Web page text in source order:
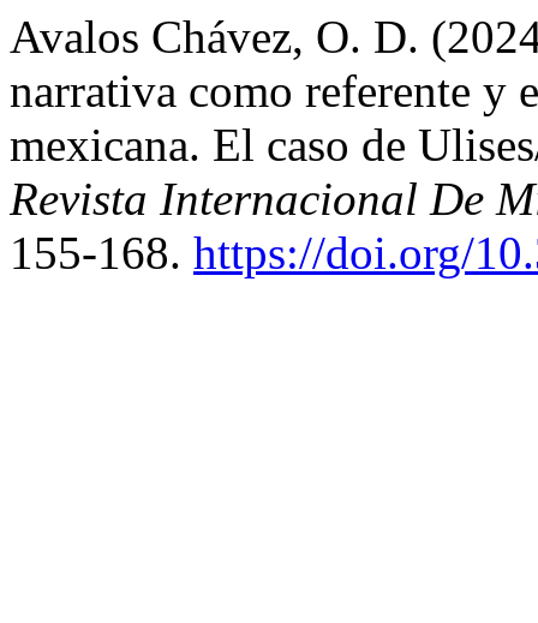
Avalos Chávez, O. D.
narrativa como referente y
mexicana. El caso de
Revista Internacional De
155-168. https://doi.org/